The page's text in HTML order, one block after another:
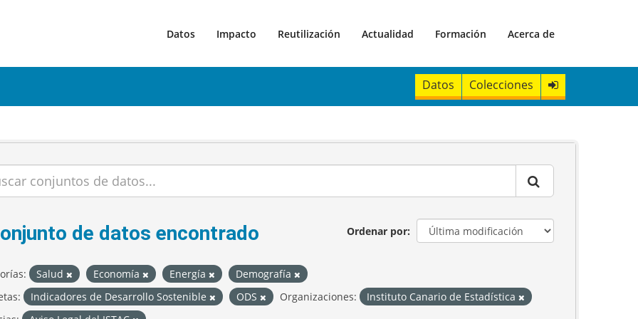
Datos Impacto Reutilización Actualidad Formación Acerca de
Datos Colecciones
Ordenar por
de datos encontrado
Salud Economía Energía
Demografía
Indicadores de Desarrollo Sostenible ODS Organizaciones:
Instituto Canario de Estadística